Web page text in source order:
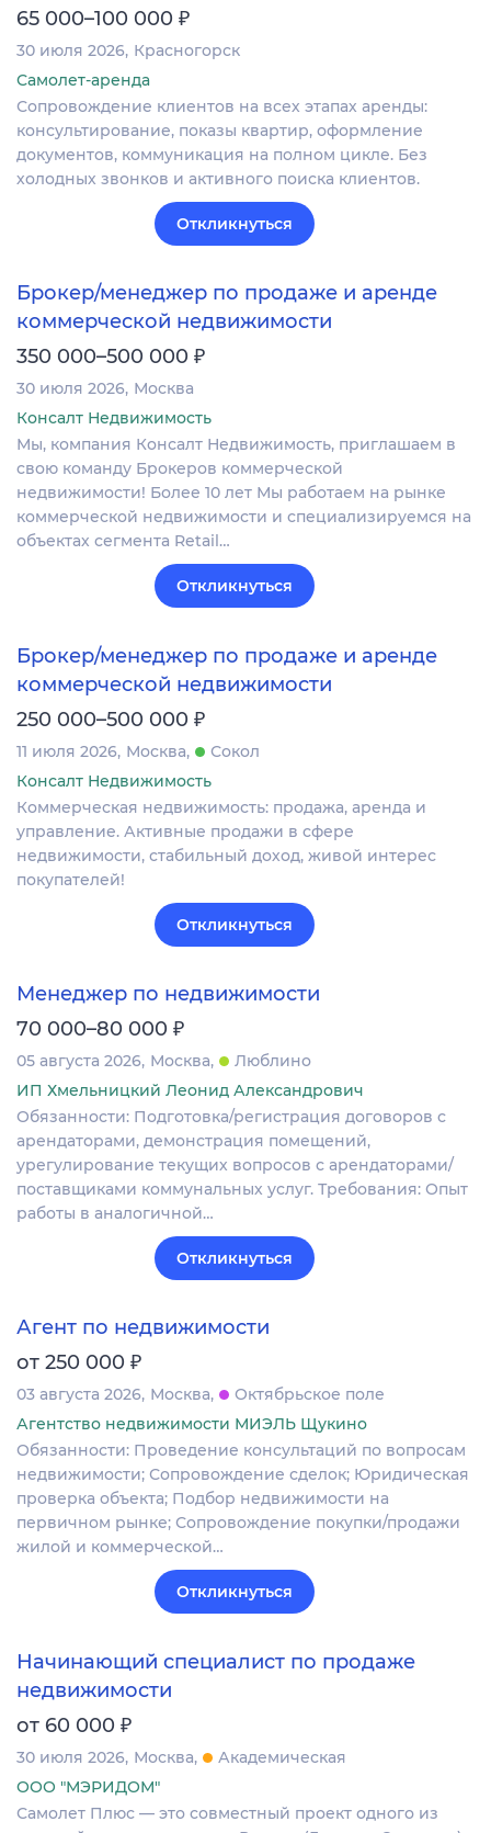
65 000–100 000 ₽
30 июля 2026 Красногорск
Самолет-аренда
Сопровождение клиентов на всех этапах аренды:
консультирование, показы квартир, оформление
документов, коммуникация на полном цикле. Без
холодных звонков и активного поиска клиентов.
Откликнуться
Брокер/менеджер по продаже и аренде
коммерческой недвижимости
350 000–500 000 ₽
30 июля 2026 Москва
Консалт Недвижимость
Мы, компания Консалт Недвижимость, приглашаем в
свою команду Брокеров коммерческой
недвижимости! Более 10 лет Мы работаем на рынке
коммерческой недвижимости и специализируемся на
объектах сегмента Retail…
Откликнуться
Брокер/менеджер по продаже и аренде
коммерческой недвижимости
250 000–500 000 ₽
11 июля 2026 Москва
Сокол
Консалт Недвижимость
Коммерческая недвижимость: продажа, аренда и
управление. Активные продажи в сфере
недвижимости, стабильный доход, живой интерес
покупателей!
Откликнуться
Менеджер по недвижимости
70 000–80 000 ₽
05 августа 2026 Москва
Люблино
ИП Хмельницкий Леонид Александрович
Обязанности: Подготовка/регистрация договоров с
арендаторами, демонстрация помещений,
урегулирование текущих вопросов с арендаторами/
поставщиками коммунальных услуг. Требования: Опыт
работы в аналогичной…
Откликнуться
Агент по недвижимости
от 250 000 ₽
03 августа 2026 Москва
Октябрьское поле
Агентство недвижимости МИЭЛЬ Щукино
Обязанности: Проведение консультаций по вопросам
недвижимости; Сопровождение сделок; Юридическая
проверка объекта; Подбор недвижимости на
первичном рынке; Сопровождение покупки/продажи
жилой и коммерческой…
Откликнуться
Начинающий специалист по продаже
недвижимости
от 60 000 ₽
30 июля 2026 Москва
Академическая
ООО "МЭРИДОМ"
Самолет Плюс — это совместный проект одного из